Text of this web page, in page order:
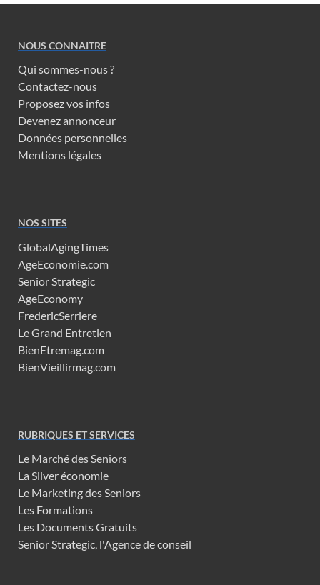
NOUS CONNAITRE
Qui sommes-nous ?
Contactez-nous
Proposez vos infos
Devenez annonceur
Données personnelles
Mentions légales
NOS SITES
GlobalAgingTimes
AgeEconomie.com
Senior Strategic
AgeEconomy
FredericSerriere
Le Grand Entretien
BienEtremag.com
BienVieillirmag.com
RUBRIQUES ET SERVICES
Le Marché des Seniors
La Silver économie
Le Marketing des Seniors
Les Formations
Les Documents Gratuits
Senior Strategic, l'Agence de conseil